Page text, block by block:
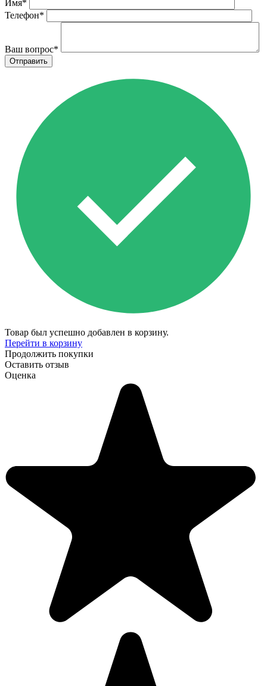
Имя*
Телефон*
Ваш вопрос*
Товар был успешно добавлен в корзину.
Перейти в корзину
Продолжить покупки
Оставить отзыв
Оценка